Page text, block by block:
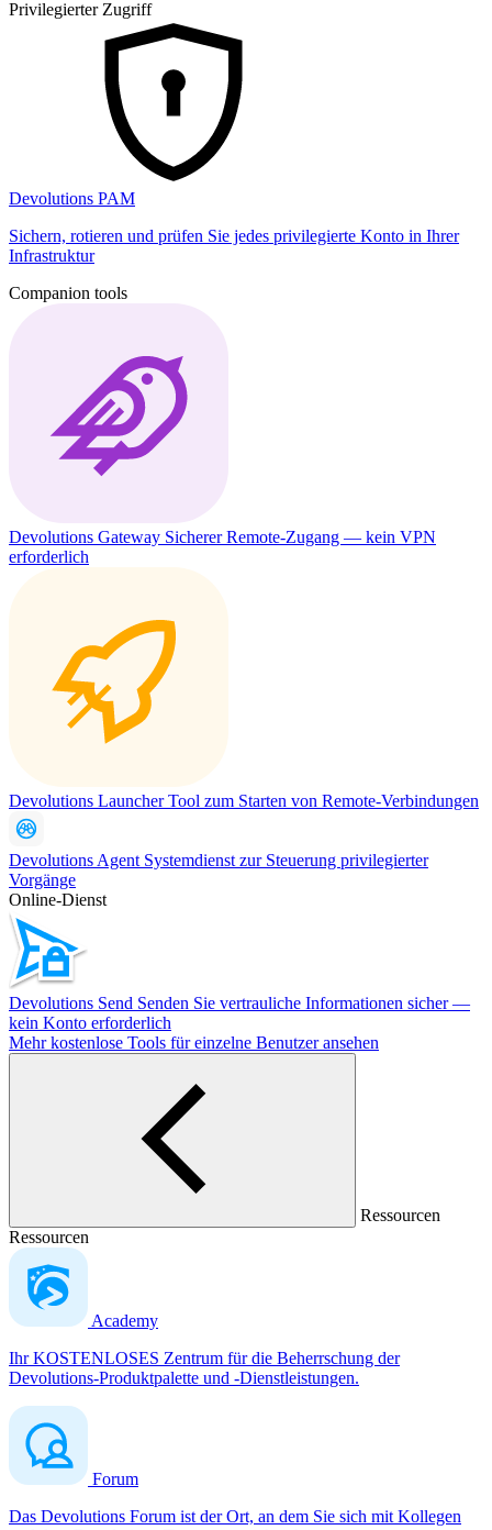
Privilegierter Zugriff
Devolutions PAM
Sichern, rotieren und prüfen Sie jedes privilegierte Konto in Ihrer
Infrastruktur
Companion tools
Devolutions Gateway Sicherer Remote-Zugang — kein VPN
erforderlich
Devolutions LauncherTool zum Starten von Remote-Verbindungen
Devolutions Agent Systemdienst zur Steuerung privilegierter
Vorgänge
Online-Dienst
Devolutions Send Senden Sie vertrauliche Informationen sicher —
kein Konto erforderlich
Mehr kostenlose Tools für einzelne Benutzer ansehen
Ressourcen
Ressourcen
Academy
Ihr KOSTENLOSES Zentrum für die Beherrschung der
Devolutions-Produktpalette und -Dienstleistungen.
Forum
Das Devolutions Forum ist der Ort, an dem Sie sich mit Kollegen